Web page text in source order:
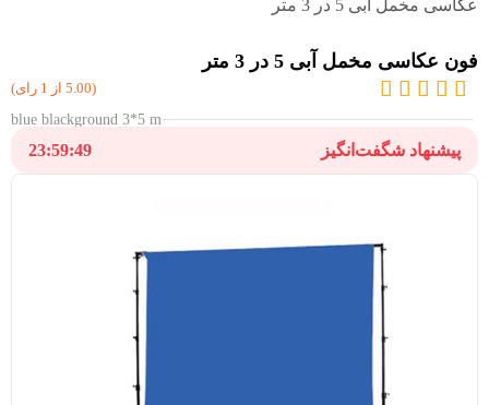
عکاسی مخمل آبی 5 در 3 متر
فون عکاسی مخمل آبی 5 در 3 متر
(5.00 از 1 رای)
blue blackground 3*5 m
23:59:48 پیشنهاد شگفت‌انگیز